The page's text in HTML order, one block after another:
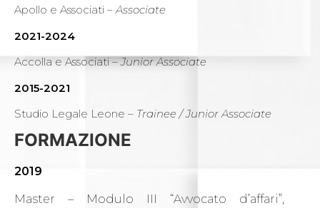
Apollo e Associati –Associate
2021-2024
Accolla e Associati –Junior Associate
2015-2021
Studio Legale Leone – Trainee / Junior Associate
FORMAZIONE
2019
Master – Modulo III “Avvocato d’affari”,